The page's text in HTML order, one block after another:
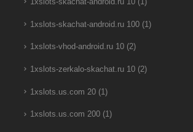
1xslots-skachat-android.ru 10(1)
1xslots-skachat-android.ru 100(1)
1xslots-vhod-android.ru 10(2)
1xslots-zerkalo-skachat.ru 10(2)
1xslots.us.com 20(1)
1xslots.us.com 200(1)